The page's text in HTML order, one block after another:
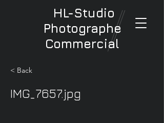
HL-Studio
Photographe
Commercial
< Back
IMG_7657.jpg